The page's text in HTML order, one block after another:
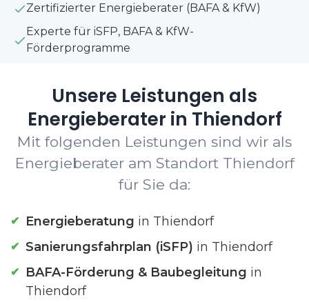
Zertifizierter Energieberater (BAFA & KfW)
Experte für iSFP, BAFA & KfW-
Förderprogramme
Unsere Leistungen als
Energieberater in Thiendorf
Mit folgenden Leistungen sind wir als
Energieberater am Standort Thiendorf
für Sie da:
Energieberatung in Thiendorf
Sanierungsfahrplan (iSFP) in Thiendorf
BAFA-Förderung & Baubegleitung in
Thiendorf